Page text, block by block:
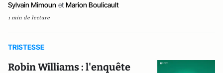
Sylvain Mimoun et Marion Boulicault
1 min de lecture
TRISTESSE
Robin Williams : l'enquête